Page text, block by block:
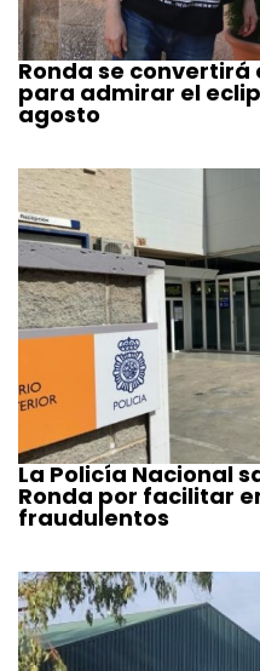
Ronda se convertirá
para admirar el
agosto
La Policía Nacional
Ronda por facilitar
fraudulentos